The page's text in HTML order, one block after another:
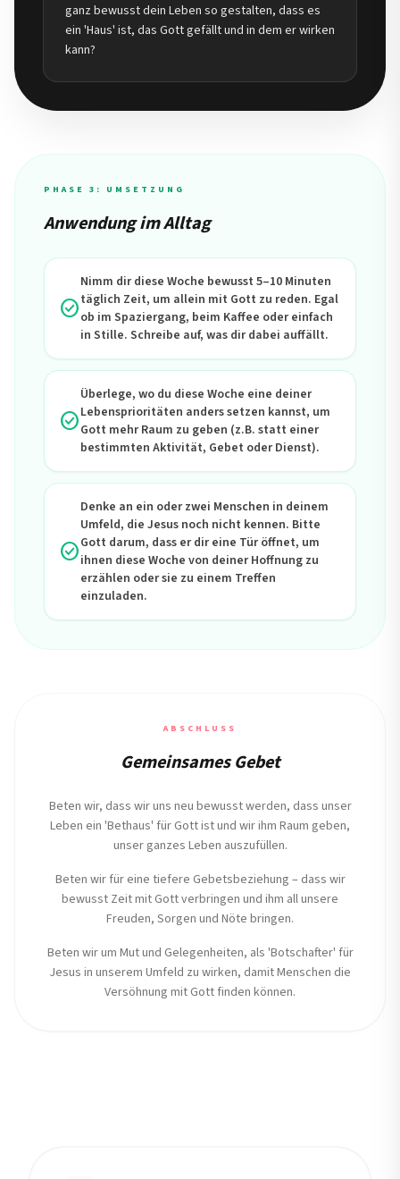
ganz bewusst dein Leben so gestalten, dass es
ein 'Haus' ist, das Gott gefällt und in dem er wirken
kann?
PHASE 3: UMSETZUNG
Anwendung im Alltag
check_circle
Nimm dir diese Woche bewusst 5–10 Minuten
täglich Zeit, um allein mit Gott zu reden. Egal
ob im Spaziergang, beim Kaffee oder einfach
in Stille. Schreibe auf, was dir dabei auffällt.
check_circle
Überlege, wo du diese Woche eine deiner
Lebensprioritäten anders setzen kannst, um
Gott mehr Raum zu geben (z.B. statt einer
bestimmten Aktivität, Gebet oder Dienst).
check_circle
Denke an ein oder zwei Menschen in deinem
Umfeld, die Jesus noch nicht kennen. Bitte
Gott darum, dass er dir eine Tür öffnet, um
ihnen diese Woche von deiner Hoffnung zu
erzählen oder sie zu einem Treffen
einzuladen.
ABSCHLUSS
Gemeinsames Gebet
Beten wir, dass wir uns neu bewusst werden, dass unser
Leben ein 'Bethaus' für Gott ist und wir ihm Raum geben,
unser ganzes Leben auszufüllen.
Beten wir für eine tiefere Gebetsbeziehung – dass wir
bewusst Zeit mit Gott verbringen und ihm all unsere
Freuden, Sorgen und Nöte bringen.
Beten wir um Mut und Gelegenheiten, als 'Botschafter' für
Jesus in unserem Umfeld zu wirken, damit Menschen die
Versöhnung mit Gott finden können.